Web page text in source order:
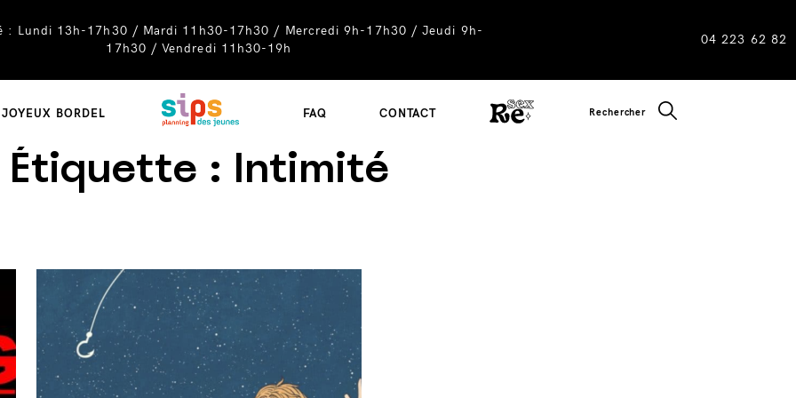
: Lundi 13h-17h30 / Mardi 11h30-17h30 / Mercredi 9h-17h30 / Jeudi 9h-
17h30 / Vendredi 11h30-19h
04 223 62 82
JOYEUX BORDEL
FAQ
CONTACT Rechercher
Étiquette : Intimité